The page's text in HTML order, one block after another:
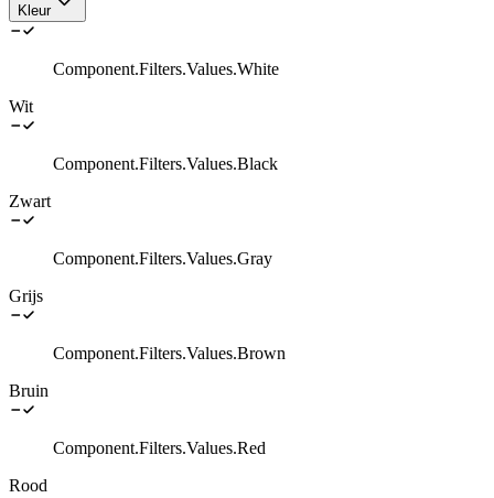
Kleur
Component.Filters.Values.White
Wit
Component.Filters.Values.Black
Zwart
Component.Filters.Values.Gray
Grijs
Component.Filters.Values.Brown
Bruin
Component.Filters.Values.Red
Rood